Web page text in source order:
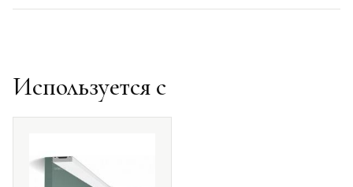
Используется с